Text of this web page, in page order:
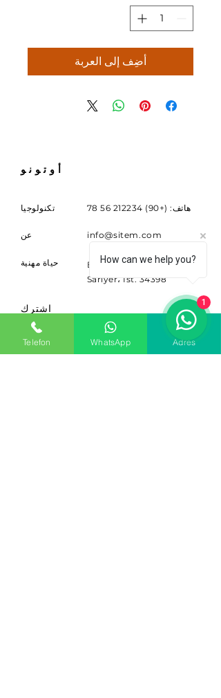
أضِف إلى العربة
أوتونو
تكنولوجيا هاتف: (+90) 212234 56 78
عن info@sitem.com
حياة مهنية
Buyukdere Cad. لا. 263
Sariyer، Ist. 34398
اشترك
الاشتراك للحصول على الأخبار
Telefon WhatsApp Adres
How can we help you?
1